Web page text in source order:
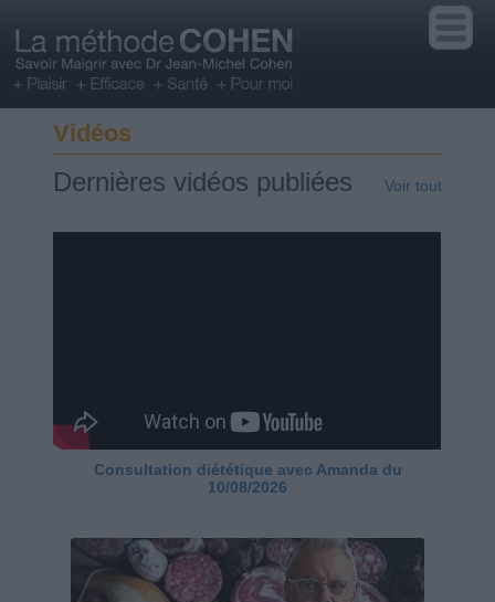
Vidéos
Dernières vidéos publiées Voir tout
Consultation diététique avec Amanda du
10/08/2026